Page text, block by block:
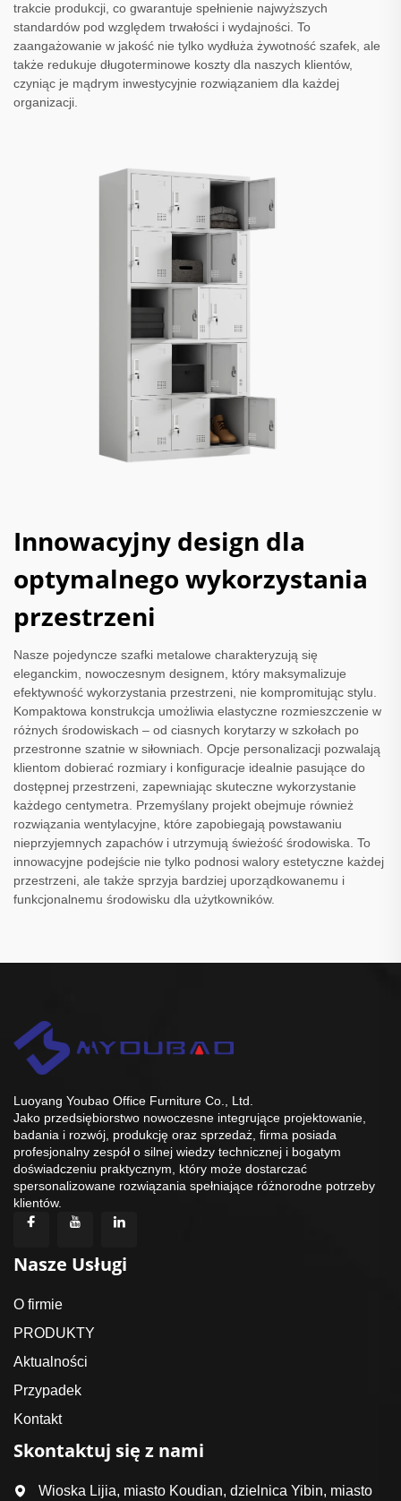
trakcie produkcji, co gwarantuje spełnienie najwyższych
standardów pod względem trwałości i wydajności. To
zaangażowanie w jakość nie tylko wydłuża żywotność szafek, ale
także redukuje długoterminowe koszty dla naszych klientów,
czyniąc je mądrym inwestycyjnie rozwiązaniem dla każdej
organizacji.
Innowacyjny design dla
optymalnego wykorzystania
przestrzeni
Nasze pojedyncze szafki metalowe charakteryzują się
eleganckim, nowoczesnym designem, który maksymalizuje
efektywność wykorzystania przestrzeni, nie kompromitując stylu.
Kompaktowa konstrukcja umożliwia elastyczne rozmieszczenie w
różnych środowiskach – od ciasnych korytarzy w szkołach po
przestronne szatnie w siłowniach. Opcje personalizacji pozwalają
klientom dobierać rozmiary i konfiguracje idealnie pasujące do
dostępnej przestrzeni, zapewniając skuteczne wykorzystanie
każdego centymetra. Przemyślany projekt obejmuje również
rozwiązania wentylacyjne, które zapobiegają powstawaniu
nieprzyjemnych zapachów i utrzymują świeżość środowiska. To
innowacyjne podejście nie tylko podnosi walory estetyczne każdej
przestrzeni, ale także sprzyja bardziej uporządkowanemu i
funkcjonalnemu środowisku dla użytkowników.
Luoyang Youbao Office Furniture Co., Ltd.
Jako przedsiębiorstwo nowoczesne integrujące projektowanie,
badania i rozwój, produkcję oraz sprzedaż, firma posiada
profesjonalny zespół o silnej wiedzy technicznej i bogatym
doświadczeniu praktycznym, który może dostarczać
spersonalizowane rozwiązania spełniające różnorodne potrzeby
klientów.
Nasze Usługi
O firmie
PRODUKTY
Aktualności
Przypadek
Kontakt
Skontaktuj się z nami
Wioska Lijia, miasto Koudian, dzielnica Yibin, miasto